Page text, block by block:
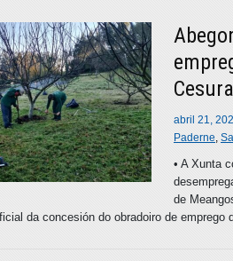
abril 21,
Paderne,
• A Xunta
de
da concesión do obradoiro de emprego